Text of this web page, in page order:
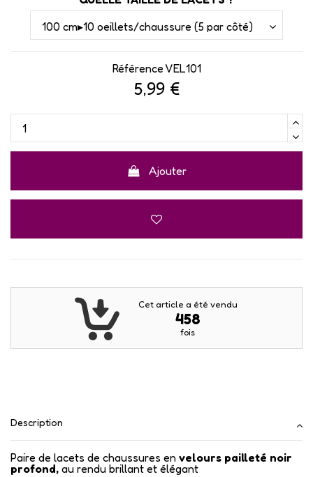
Référence VEL101
5,99 €
Ajouter
Cet article a été vendu
458
fois
Description
Paire de lacets de chaussures en velours pailleté noir
profond, au rendu brillant et élégant